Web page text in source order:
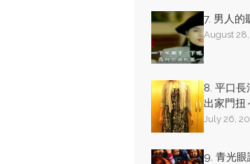
7. 男人的
August
8. 平口
出家門扭
July 26,
9. 青光